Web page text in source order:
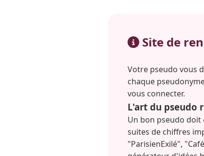
Site de
Votre pseudo vous
chaque
vous connecter.
L'art du pseudo
Un bon pseudo doit
suites de chiffres
"ParisienExilé",